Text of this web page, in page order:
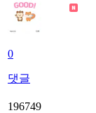
0
댓글
196749